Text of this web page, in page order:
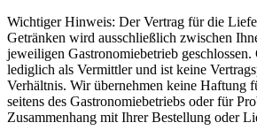
Wichtiger Hinweis: Der Vertrag für die
Getränken wird ausschließlich zwischen
jeweiligen Gastronomiebetrieb
lediglich als Vermittler und ist keine
Verhältnis. Wir übernehmen keine Haftung
seitens des Gastronomiebetriebs oder für
Zusammenhang mit Ihrer Bestellung oder